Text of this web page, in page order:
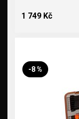
1 749 Kč
-8 %